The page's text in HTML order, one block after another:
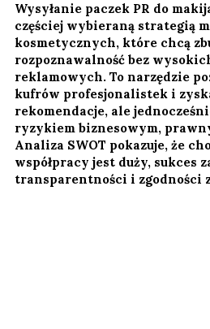
Wysyłanie paczek PR do
częściej wybieraną strategią
kosmetycznych, które chcą
rozpoznawalność bez
reklamowych. To narzędzie
kufrów profesjonalistek i
rekomendacje, ale
ryzykiem biznesowym,
Analiza SWOT pokazuje, że
współpracy jest duży, sukces
transparentności i zgodności